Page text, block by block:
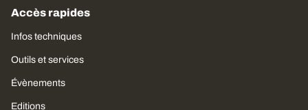
Accès rapides
Infos techniques
Outils et services
Évènements
Editions